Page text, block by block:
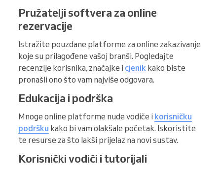
Pružatelji softvera za online
rezervacije
Istražite pouzdane platforme za online zakazivanje
koje su prilagođene vašoj branši. Pogledajte
recenzije korisnika, značajke i cjenik kako biste
pronašli ono što vam najviše odgovara.
Edukacija i podrška
Mnoge online platforme nude vodiče i korisničku
podršku kako bi vam olakšale početak. Iskoristite
te resurse za što lakši prijelaz na novi sustav.
Korisnički vodiči i tutorijali